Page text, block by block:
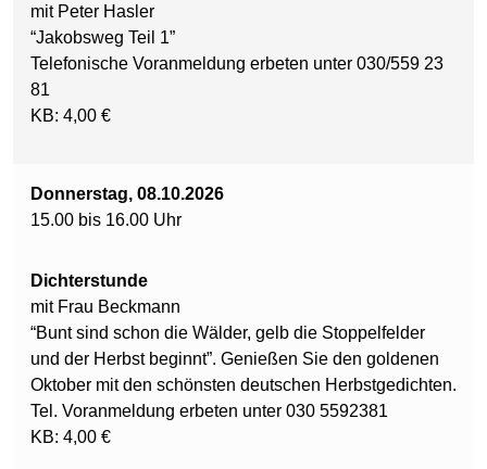
mit Peter Hasler
“Jakobsweg Teil 1”
Telefonische Voranmeldung erbeten unter 030/559 23
81
KB: 4,00 €
Donnerstag, 08.10.2026
15.00 bis 16.00 Uhr
Dichterstunde
mit Frau Beckmann
“Bunt sind schon die Wälder, gelb die Stoppelfelder
und der Herbst beginnt”. Genießen Sie den goldenen
Oktober mit den schönsten deutschen Herbstgedichten.
Tel. Voranmeldung erbeten unter 030 5592381
KB: 4,00 €